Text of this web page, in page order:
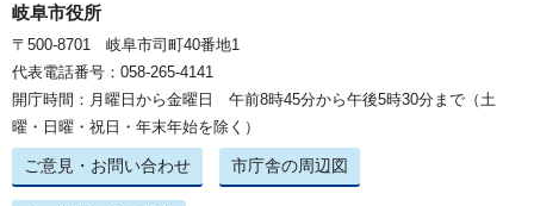
岐阜市役所
〒500-8701 岐阜市司町40番地1
代表電話番号：058-265-4141
開庁時間：月曜日から金曜日 午前8時45分から午後5時30分まで（土
曜・日曜・祝日・年末年始を除く）
ご意見・お問い合わせ 市庁舎の周辺図